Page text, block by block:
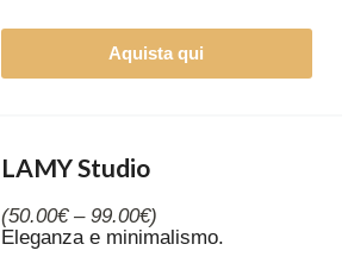
Aquista qui
LAMY Studio
(50.00€ – 99.00€)
Eleganza e minimalismo.